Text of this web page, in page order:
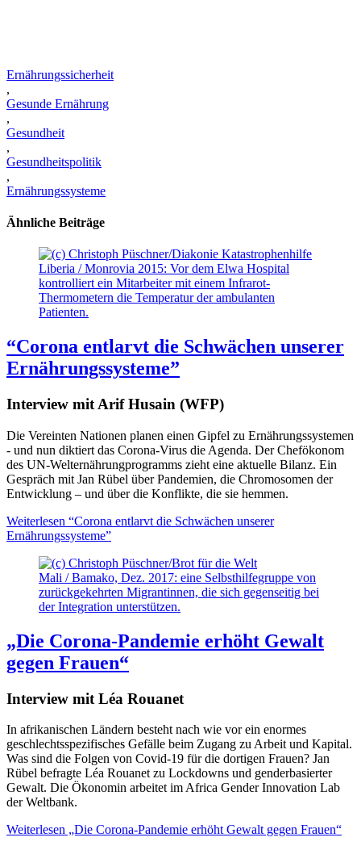
Ernährungssicherheit
,
Gesunde Ernährung
,
Gesundheit
,
Gesundheitspolitik
,
Ernährungssysteme
Ähnliche Beiträge
Liberia / Monrovia 2015: Vor dem Elwa Hospital
kontrolliert ein Mitarbeiter mit einem Infrarot-
Thermometern die Temperatur der ambulanten
Patienten.
“Corona entlarvt die Schwächen unserer
Ernährungssysteme”
Interview mit Arif Husain (WFP)
Die Vereinten Nationen planen einen Gipfel zu Ernährungssystemen
- und nun diktiert das Corona-Virus die Agenda. Der Chefökonom
des UN-Welternährungprogramms zieht eine aktuelle Bilanz. Ein
Gespräch mit Jan Rübel über Pandemien, die Chromosomen der
Entwicklung – und über die Konflikte, die sie hemmen.
Weiterlesen “Corona entlarvt die Schwächen unserer
Ernährungssysteme”
Mali / Bamako, Dez. 2017: eine Selbsthilfegruppe von
zurückgekehrten Migrantinnen, die sich gegenseitig bei
der Integration unterstützen.
„Die Corona-Pandemie erhöht Gewalt
gegen Frauen“
Interview mit Léa Rouanet
In afrikanischen Ländern besteht nach wie vor ein enormes
geschlechtsspezifisches Gefälle beim Zugang zu Arbeit und Kapital.
Was sind die Folgen von Covid-19 für die dortigen Frauen? Jan
Rübel befragte Léa Rouanet zu Lockdowns und genderbasierter
Gewalt. Die Ökonomin arbeitet im Africa Gender Innovation Lab
der Weltbank.
Weiterlesen „Die Corona-Pandemie erhöht Gewalt gegen Frauen“